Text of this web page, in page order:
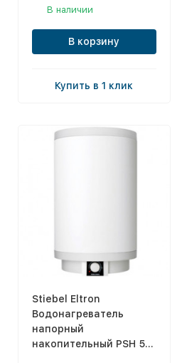
В наличии
В корзину
Купить в 1 клик
Stiebel Eltron
Водонагреватель
напорный
накопительный PSH 50